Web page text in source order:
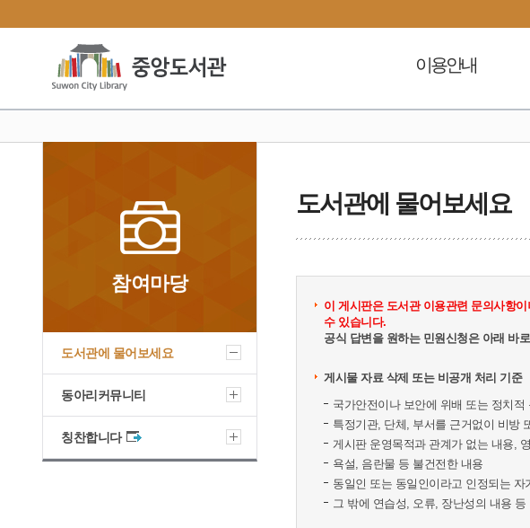
이용안내
전자도서관
도서관서비스
FAQ
참여마당
도서관에 물어보세요
동아리커뮤니티
칭찬합니다
도서관에 물어보세요
이 게시판은 도서관 이용관련 문의사항
수 있습니다.
공식 답변을 원하는 민원신청은 아래 바
게시물 자료 삭제 또는 비공개 처리 기준
국가안전이나 보안에 위배 또는 정치적
특정기관, 단체, 부서를 근거없이 비방
게시판 운영목적과 관계가 없는 내용,
욕설, 음란물 등 불건전한 내용
동일인 또는 동일인이라고 인정되는
그 밖에 연습성, 오류, 장난성의 내용 등